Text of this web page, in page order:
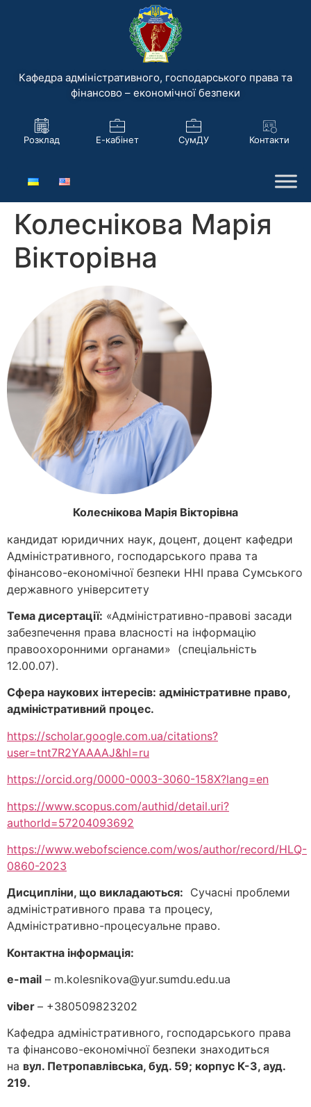
Кафедра адміністративного, господарського права та
фінансово – економічної безпеки
Розклад Е-кабінет СумДУ Контакти
Колеснікова Марія
Вікторівна
Колеснікова Марія Вікторівна
кандидат юридичних наук, доцент, доцент кафедри
Адміністративного, господарського права та
фінансово-економічної безпеки ННІ права Сумського
державного університету
Тема дисертації: «Адміністративно-правові засади
забезпечення права власності на інформацію
правоохоронними органами» (спеціальність
12.00.07).
Сфера наукових інтересів: адміністративне право,
адміністративний процес.
https://scholar.google.com.ua/citations?
user=tnt7R2YAAAAJ&hl=ru
https://orcid.org/0000-0003-3060-158X?lang=en
https://www.scopus.com/authid/detail.uri?
authorId=57204093692
https://www.webofscience.com/wos/author/record/HLQ-
0860-2023
Дисципліни, що викладаються: Сучасні проблеми
адміністративного права та процесу,
Адміністративно-процесуальне право.
Контактна інформація:
e-mail – m.kolesnikova@yur.sumdu.edu.ua
viber – +380509823202
Кафедра адміністративного, господарського права
та фінансово-економічної безпеки знаходиться
на вул. Петропавлівська, буд. 59; корпус К-3, ауд.
219.